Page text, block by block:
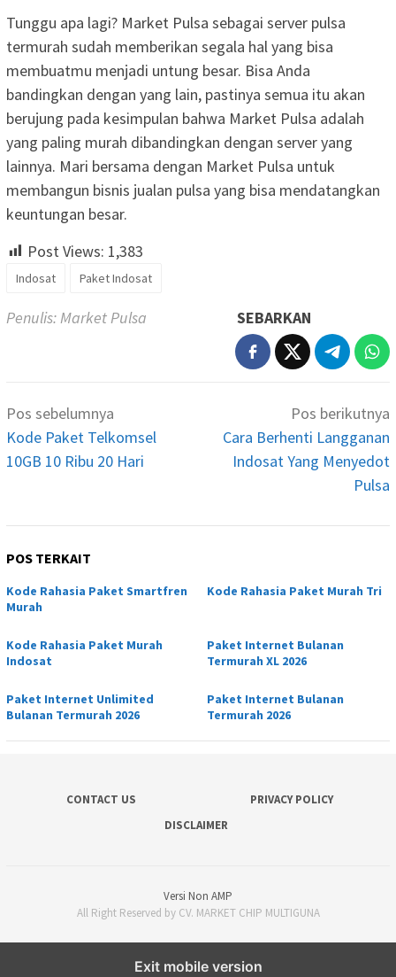
Tunggu apa lagi? Market Pulsa sebagai server pulsa
termurah sudah memberikan segala hal yang bisa
membuatmu menjadi untung besar. Bisa Anda
bandingkan dengan yang lain, pastinya semua itu akan
berujung pada kesimpulan bahwa Market Pulsa adalah
yang paling murah dibandingkan dengan server yang
lainnya. Mari bersama dengan Market Pulsa untuk
membangun bisnis jualan pulsa yang bisa mendatangkan
keuntungan besar.
Post Views: 1,383
Indosat Paket Indosat
Penulis: Market Pulsa SEBARKAN
Navigasi
pos
Pos sebelumnya
Kode Paket Telkomsel
10GB 10 Ribu 20 Hari
Pos berikutnya
Cara Berhenti Langganan
Indosat Yang Menyedot
Pulsa
POS TERKAIT
Kode Rahasia Paket Smartfren
Murah
Kode Rahasia Paket Murah Tri
Kode Rahasia Paket Murah
Indosat
Paket Internet Bulanan
Termurah XL 2026
Paket Internet Unlimited
Bulanan Termurah 2026
Paket Internet Bulanan
Termurah 2026
CONTACT US
PRIVACY POLICY
DISCLAIMER
Versi Non AMP
All Right Reserved by CV. MARKET CHIP MULTIGUNA
Exit mobile version